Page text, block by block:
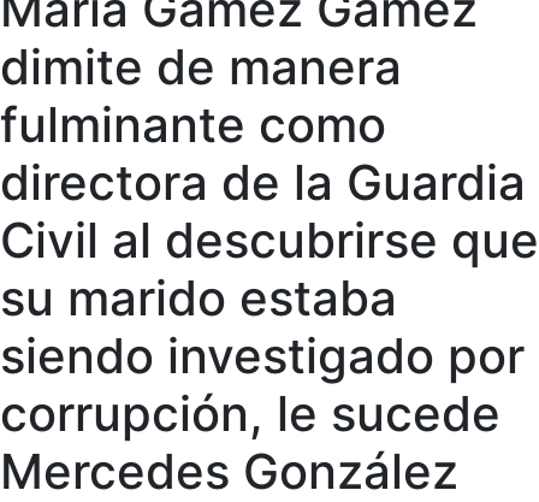
dimite de manera
fulminante como
directora de la Guardia
Civil al descubrirse que
su marido estaba
siendo investigado por
corrupción, le sucede
Mercedes González